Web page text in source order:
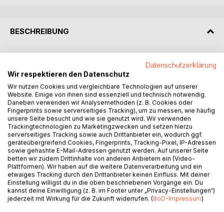
BESCHREIBUNG
Anwaltskanzlei. Glücklich über ihre kleine Familie freut sie
sich auf einen gemeinsamen Wochenendausflug.
Welch ein Schock als sie telefonisch vom Unfall ihres
Mannes Martin informiert wird. Der erste Gedanke gilt ihrer
Tochter Lena, wo ist sie? War sie im Auto mit dabei? Was
ist mit Martin passiert, wie geht es ihm?
Noch ahnt sie nicht, wie sehr dieser Freitag das gesamte
Leben der einstmals so fröhlichen Familie verändert.
Wieviel Hoffnung sie braucht um weiter zu funktionieren.
Wie die Liebe erschüttert und hinterfragt wird. Und der
Glauben an eine heile Zukunft für alle Drei in jeglicher Form
total durcheinander bringt.
Datenschutzerklärung
Wir respektieren den Datenschutz
Wir nutzen Cookies und vergleichbare Technologien auf unserer
Website. Einige von ihnen sind essenziell und technisch notwendig.
Daneben verwenden wir Analysemethoden (z. B. Cookies oder
Fingerprints sowie serverseitiges Tracking), um zu messen, wie häufig
unsere Seite besucht und wie sie genutzt wird. Wir verwenden
Trackingtechnologien zu Marketingzwecken und setzen hierzu
serverseitiges Tracking sowie auch Drittanbieter ein, wodurch ggf.
geräteübergreifend Cookies, Fingerprints, Tracking-Pixel, IP-Adressen
sowie gehashte E-Mail-Adressen genutzt werden. Auf unserer Seite
betten wir zudem Drittinhalte von anderen Anbietern ein (Video-
Plattformen). Wir haben auf die weitere Datenverarbeitung und ein
etwaiges Tracking durch den Drittanbieter keinen Einfluss. Mit deiner
Einstellung willigst du in die oben beschriebenen Vorgänge ein. Du
kannst deine Einwilligung (z. B. im Footer unter „Privacy-Einstellungen“)
jederzeit mit Wirkung für die Zukunft widerrufen. (BoD-Impressum)